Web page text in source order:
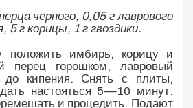
черного, 0,05 г лаврового
5 г корицы, 1 г гвоздики.
положить имбирь, корицу и
перец горошком, лавровый
кипения. Снять с плиты,
настояться 5—10 минут.
и процедить. Подают